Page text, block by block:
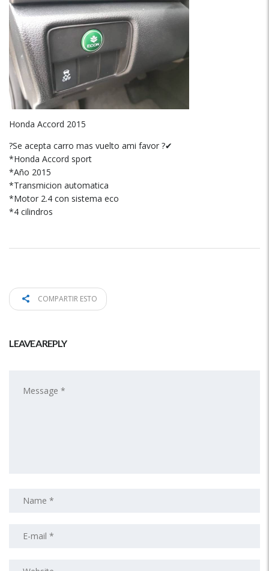
Honda Accord 2015
?Se acepta carro mas vuelto ami favor ?✔
*Honda Accord sport
*Año 2015
*Transmicion automatica
*Motor 2.4 con sistema eco
*4 cilindros
COMPARTIR ESTO
LEAVE A REPLY